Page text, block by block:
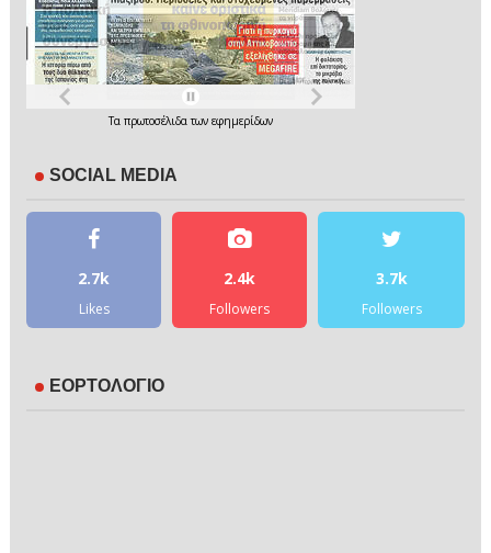
Τα πρωτοσέλιδατων εφημερίδων
SOCIAL MEDIA
2.7k
Likes
2.4k
Followers
3.7k
Followers
ΕΟΡΤΟΛΟΓΙΟ